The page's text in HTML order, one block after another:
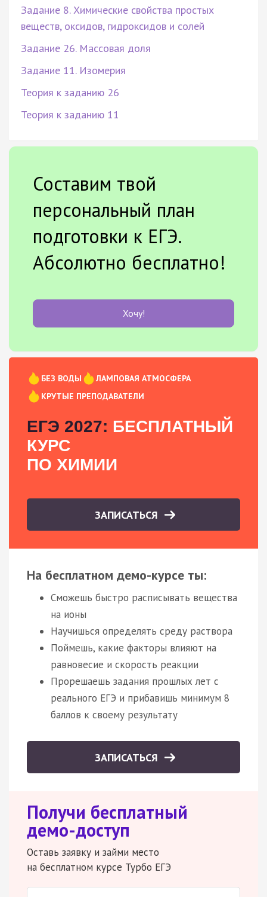
Задание 8. Химические свойства простых
веществ, оксидов, гидроксидов и солей
Задание 26. Массовая доля
Задание 11. Изомерия
Теория к заданию 26
Теория к заданию 11
Составим твой
персональный план
подготовки к ЕГЭ.
Абсолютно бесплатно!
Хочу!
БЕЗ ВОДЫ
ЛАМПОВАЯ АТМОСФЕРА
КРУТЫЕ ПРЕПОДАВАТЕЛИ
ЕГЭ 2027: БЕСПЛАТНЫЙ
КУРС
ПО ХИМИИ
ЗАПИСАТЬСЯ
На бесплатном демо-курсе ты:
Сможешь быстро расписывать вещества
на ионы
Научишься определять среду раствора
Поймешь, какие факторы влияют на
равновесие и скорость реакции
Прорешаешь задания прошлых лет с
реального ЕГЭ и прибавишь минимум 8
баллов к своему результату
ЗАПИСАТЬСЯ
Получи бесплатный
демо-доступ
Оставь заявку и займи место
на бесплатном курсе Турбо ЕГЭ